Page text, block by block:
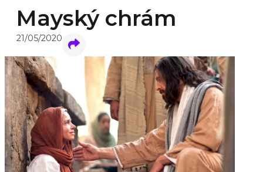
Mayský chrám
21/05/2020